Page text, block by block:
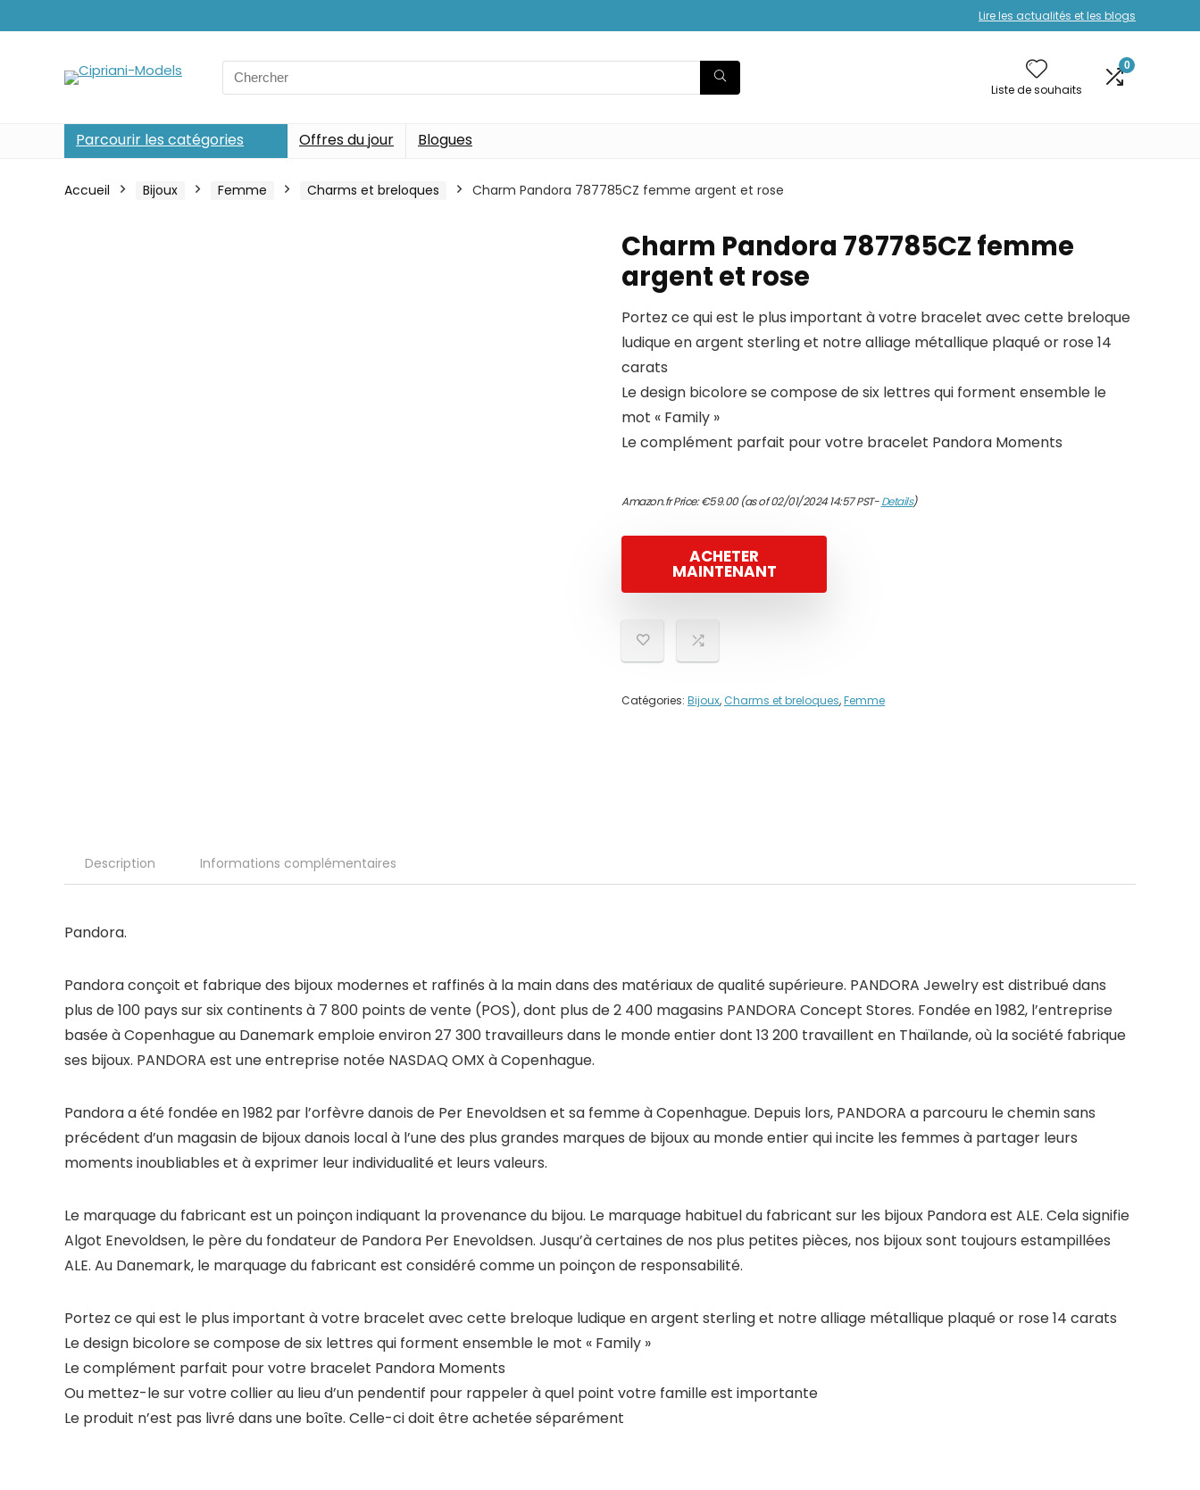
Lire les actualités et les blogs
Search
for:
Liste de souhaits
0
Parcourir les catégories Offres du jour Blogues
Accueil Bijoux Femme Charms et breloques Charm Pandora 787785CZ femme argent et rose
Charm Pandora 787785CZ femme
argent et rose
Portez ce qui est le plus important à votre bracelet avec cette breloque
ludique en argent sterling et notre alliage métallique plaqué or rose 14
carats
Le design bicolore se compose de six lettres qui forment ensemble le
mot « Family »
Le complément parfait pour votre bracelet Pandora Moments
Amazon.fr Price:€59.00(as of 02/01/2024 14:57 PST-Details)
ACHETER
MAINTENANT
Catégories: Bijoux, Charms et breloques,Femme
Description Informations complémentaires
Pandora.
Pandora conçoit et fabrique des bijoux modernes et raffinés à la main dans des matériaux de qualité supérieure. PANDORA Jewelry est distribué dans
plus de 100 pays sur six continents à 7 800 points de vente (POS), dont plus de 2 400 magasins PANDORA Concept Stores. Fondée en 1982, l’entreprise
basée à Copenhague au Danemark emploie environ 27 300 travailleurs dans le monde entier dont 13 200 travaillent en Thaïlande, où la société fabrique
ses bijoux. PANDORA est une entreprise notée NASDAQ OMX à Copenhague.
Pandora a été fondée en 1982 par l’orfèvre danois de Per Enevoldsen et sa femme à Copenhague. Depuis lors, PANDORA a parcouru le chemin sans
précédent d’un magasin de bijoux danois local à l’une des plus grandes marques de bijoux au monde entier qui incite les femmes à partager leurs
moments inoubliables et à exprimer leur individualité et leurs valeurs.
Le marquage du fabricant est un poinçon indiquant la provenance du bijou. Le marquage habituel du fabricant sur les bijoux Pandora est ALE. Cela signifie
Algot Enevoldsen, le père du fondateur de Pandora Per Enevoldsen. Jusqu’à certaines de nos plus petites pièces, nos bijoux sont toujours estampillées
ALE. Au Danemark, le marquage du fabricant est considéré comme un poinçon de responsabilité.
Portez ce qui est le plus important à votre bracelet avec cette breloque ludique en argent sterling et notre alliage métallique plaqué or rose 14 carats
Le design bicolore se compose de six lettres qui forment ensemble le mot « Family »
Le complément parfait pour votre bracelet Pandora Moments
Ou mettez-le sur votre collier au lieu d’un pendentif pour rappeler à quel point votre famille est importante
Le produit n’est pas livré dans une boîte. Celle-ci doit être achetée séparément